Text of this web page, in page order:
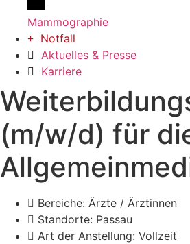
Mammographie
Notfall
Aktuelles & Presse
Karriere
(m/w/d) für
Bereiche: Ärzte / Ärztinnen
Standorte: Passau
Art der Anstellung: Vollzeit